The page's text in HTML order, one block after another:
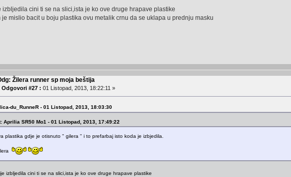
izbljedila cini ti se na slici,ista je ko ove druge hrapave plastike
je mislio bacit u boju plastika ovu metalik crnu da se uklapa u prednju masku
Žilera runner sp moja beštija
Odgovori #27 : 01 Listopad, 2013, 18:22:11 »
du_RunneR - 01 Listopad, 2013, 18:03:30
Aprilia SR50 Mo1 - 01 Listopad, 2013, 17:49:22
plastika gdje je otisnuto " gilera " i to prefarbaj isto koda je izbjedila.
izbljedila cini ti se na slici,ista je ko ove druge hrapave plastike